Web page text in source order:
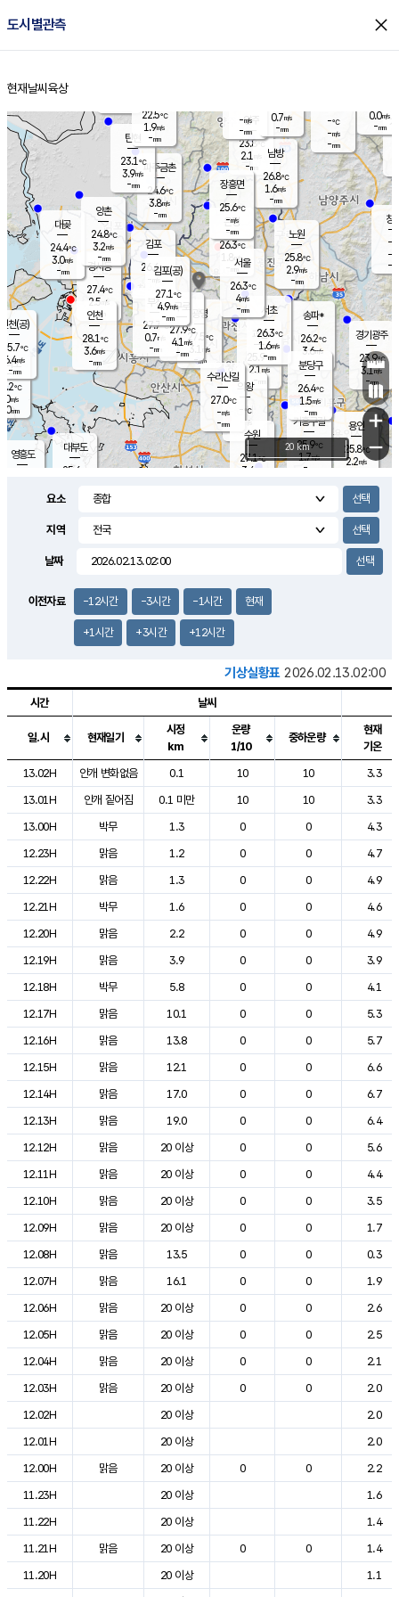
도시별관측 close
홈
현재날씨 육상
의도
℃
m/s
mm
영흥도
양주
23.8℃
2.1
-mm
과천
25.9℃
2.1m/s
- mm
용인
25.8℃
2.2m/s
경기광주
23.9℃
3.1m/s
-mm
2.4m/s
대부도
25.6
14.5
경서동
27.4℃
2.5 m/s
-mm
파주금촌
24.6℃
3.8m/s
-mm
-℃
-m/s
-mm
대곶
24.4℃
3.0m/s
-mm
창
-
-m/
-
탄현
23.1℃
3.9m/s
-mm
0.0m/s
-mm
의왕
- ℃
m/s
mm
김포
26.6℃
-m/s
mm
광명
27.5 ℃
3.1 m/s
-mm
부천
27.7℃
0.7m/s
-mm
양촌
24.8℃
3.2m/s
-mm
구로
27.9℃
4.1 m/s
-mm
은평
26.3℃
1.8 m/s
- mm
노원
25.8℃
2.9m/s
-mm
송파*
26.2℃
3.6m/s
-mm
서초
26.3℃
1.6m/s
-mm
남방
26.8℃
1.6m/s
-mm
기흥구갈
25.9℃
1.7m/s
-
수리산길
27.0℃
-m/s
-mm
분당구
26.4℃
1.5m/s
-mm
장흥면
25.6℃
-m/s
-mm
-m/s
-mm
인천(공)
25.7℃
6.4m/s
-mm
김포(공)
27.1℃
4.9m/s
-mm
수원
27.1℃
3.4 m/s
인천
28.1℃
3.6m/s
-mm
서울
26.3℃
4m/s
-mm
22.5℃
1.9m/s
-mm
0.7m/s
-mm
+
−
20 km
요소
지역
날짜
이전자료 -12시간 -3시간 -1시간 현재
+1시간 +3시간 +12시간
기상실황표 2026.02.13.02:00
도시별 기상실황표로 지점, 날씨, 기온, 강수, 바람, 기압등을 안내한 표입
시간 날씨
일.시 현재일기
시정
km
운량
1/10
중하운량
현재
기온
13.02H
안개 변화없음 0.1 10 10
3.3
13.01H
안개 짙어짐 0.1 미만 10 10
3.3
13.00H
박무 1.3 0 0
4.3
12.23H
맑음 1.2 0 0
4.7
12.22H
맑음 1.3 0 0
4.9
12.21H
박무 1.6 0 0
4.6
12.20H
맑음 2.2 0 0
4.9
12.19H
맑음 3.9 0 0
3.9
12.18H
박무 5.8 0 0
4.1
12.17H
맑음 10.1 0 0
5.3
12.16H
맑음 13.8 0 0
5.7
12.15H
맑음 12.1 0 0
6.6
12.14H
맑음 17.0 0 0
6.7
12.13H
맑음 19.0 0 0
6.4
12.12H
맑음 20 이상 0 0
5.6
12.11H
맑음 20 이상 0 0
4.4
12.10H
맑음 20 이상 0 0
3.5
12.09H
맑음 20 이상 0 0
1.7
12.08H
맑음 13.5 0 0
0.3
12.07H
맑음 16.1 0 0
1.9
12.06H
맑음 20 이상 0 0
2.6
12.05H
맑음 20 이상 0 0
2.5
12.04H
맑음 20 이상 0 0
2.1
12.03H
맑음 20 이상 0 0
2.0
12.02H
20 이상
2.0
12.01H
20 이상
2.0
12.00H
맑음 20 이상 0 0
2.2
11.23H
20 이상
1.6
11.22H
20 이상
1.4
11.21H
맑음 20 이상 0 0
1.4
11.20H
20 이상
1.1